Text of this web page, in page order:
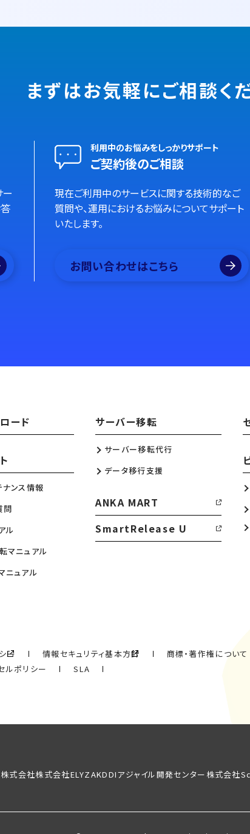
まずはお気軽にご相談く
ー
利用中のお悩みをしっかりサポート
ご契約後のご相談
現在ご利用中のサービスに関する技術的なご
質問や、運用におけるお悩みについてサポート
いたします。
お問い合わせはこちら
ード
ナンス情報
問
ル
マニュアル
ニュアル
サーバー移転
サーバー移転代行
データ移行支援
ANKA MART
SmartRelease U
ー 情報セキュリティ基本方針 商標・著作権について
ルポリシー SLA
株式会社株式会社ELYZAKDDIアジャイル開発センター株式会社